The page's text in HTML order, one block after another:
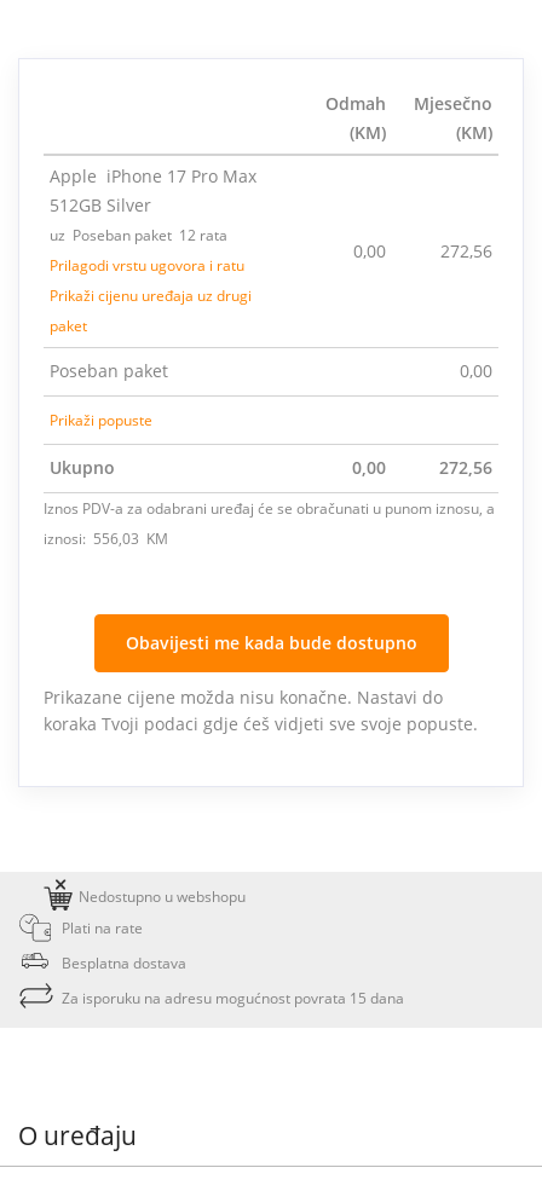
Odmah
(KM)
Mjesečno
(KM)
Apple iPhone 17 Pro Max
512GB Silver
uz Poseban paket 12 rata
Prilagodi vrstu ugovora i ratu
Prikaži cijenu uređaja uz drugi
paket
0,00 272,56
Poseban paket 0,00
Prikaži popuste
Ukupno 0,00 272,56
Iznos PDV-a za odabrani uređaj će se obračunati u punom iznosu, a
iznosi: 556,03 KM
Obavijesti me kada bude dostupno
Prikazane cijene možda nisu konačne. Nastavi do
koraka Tvoji podaci gdje ćeš vidjeti sve svoje popuste.
Nedostupno u webshopu
Plati na rate
Besplatna dostava
Za isporuku na adresu mogućnost povrata 15 dana
O uređaju